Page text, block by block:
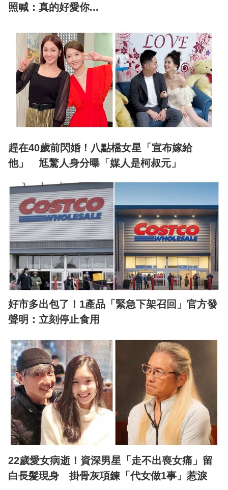
照喊：真的好愛你...
趕在40歲前閃婚！八點檔女星「宣布嫁給
他」 尪驚人身分曝「媒人是柯叔元」
好市多出包了！1產品「緊急下架召回」官方發
聲明：立刻停止食用
22歲愛女病逝！資深男星「走不出喪女痛」留
白長髮現身 掛骨灰項鍊「代女做1事」惹淚